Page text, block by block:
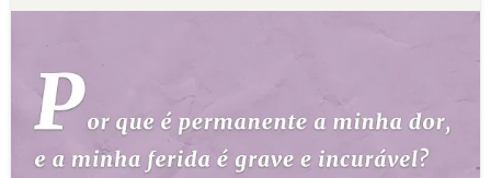
ESBOÇOS DE PREGAÇÃO
TEMAS